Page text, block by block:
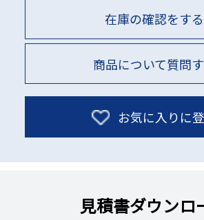
在庫の確認をする
商品について質問
お気に入りに
見積書ダウンロ